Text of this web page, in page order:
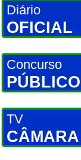
Diário
OFICIAL
Concurso
PÚBLICO
TV
CÂMARA